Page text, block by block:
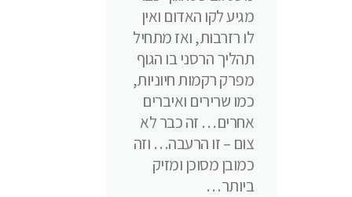
מגיע לקו האדום ואין
לו רזרבות, ואז מתחיל
תהליך הרסני בו הגוף
מפרק רקמות חיוניות,
כמו שרירים ואיברים
אחרים… זה כבר לא
צום – זו הרעבה… וזה
כמובן מסוכן ומזיק
ביותר…